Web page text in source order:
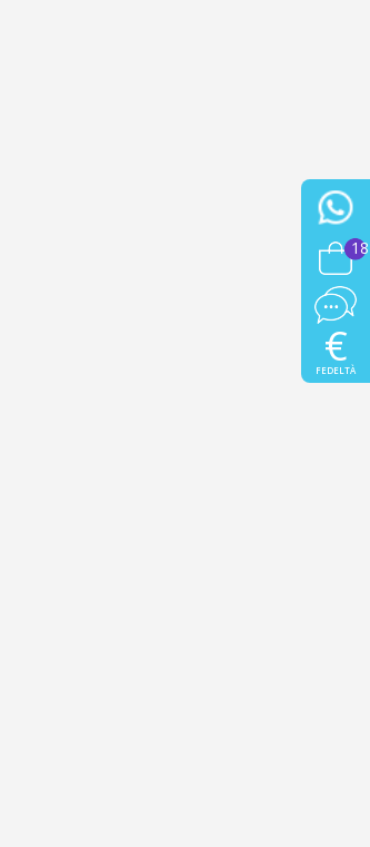
18
€
FEDELTÀ